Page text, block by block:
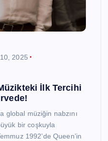
2025
İlk Tercihi
global müziğin nabzını
bir coşkuyla
1992’de Queen’in